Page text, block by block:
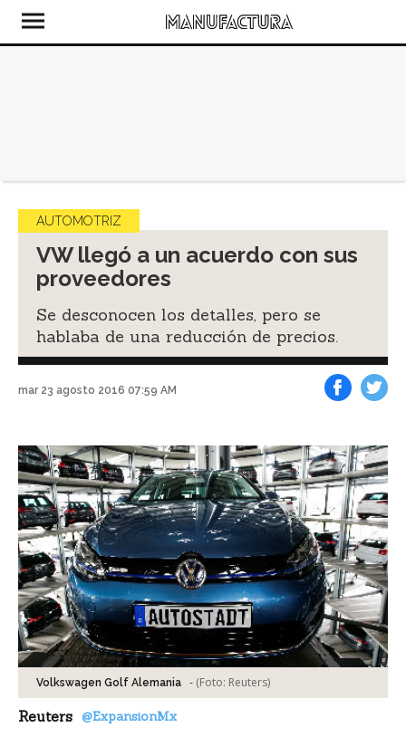
AUTOMOTRIZ
VW llegó a un acuerdo con sus
proveedores
Se desconocen los detalles, pero se
hablaba de una reducción de precios.
mar 23 agosto 2016 07:59 AM
Volkswagen Golf Alemania - (Foto: Reuters)
Reuters @ExpansionMx